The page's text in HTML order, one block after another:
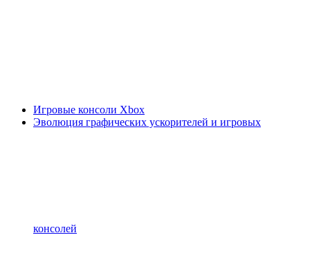
Игровые консоли Xbox
Эволюция графических ускорителей и игровых
консолей